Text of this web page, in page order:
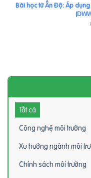
Tất cả
Công nghệ môi trường
Xu hướng ngành môi
Chính sách môi trường
Bài học từ Ấn Độ: Áp